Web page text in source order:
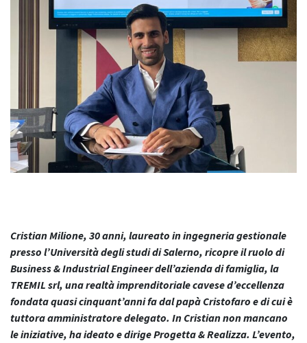
Cristian Milione, 30 anni, laureato in ingegneria gestionale
presso l’Università degli studi di Salerno, ricopre il ruolo di
Business & Industrial Engineer dell’azienda di famiglia, la
TREMIL srl, una realtà imprenditoriale cavese d’eccellenza
fondata quasi cinquant’anni fa dal papà Cristofaro e di cui è
tuttora amministratore delegato. In Cristian non mancano
le iniziative, ha ideato e dirige Progetta & Realizza. L’evento,